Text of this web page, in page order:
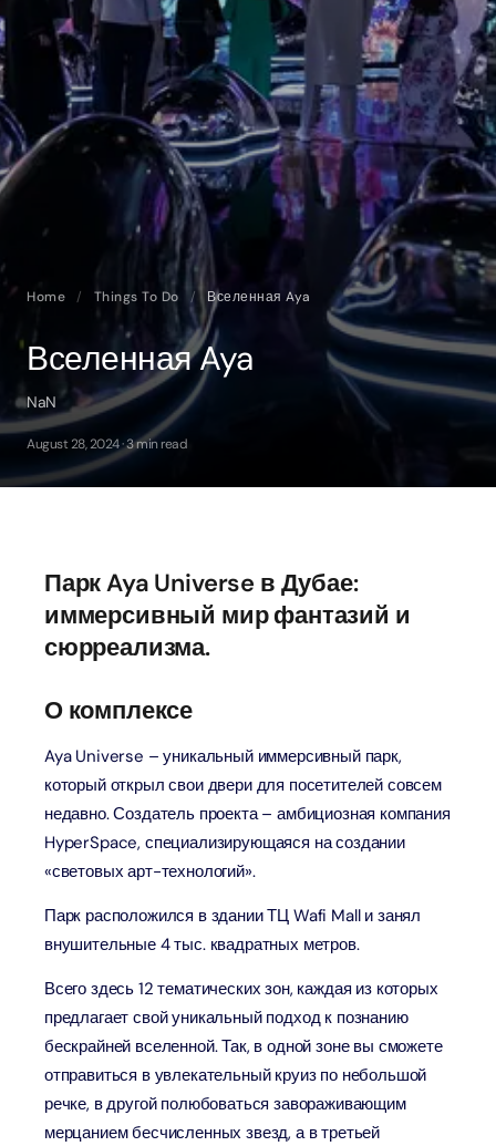
Home / Things To Do / Вселенная Aya
Вселенная Aya
NaN
August 28, 2024 · 3 min read
Парк Aya Universe в Дубае:
иммерсивный мир фантазий и
сюрреализма.
О комплексе
Aya Universe – уникальный иммерсивный парк,
который открыл свои двери для посетителей совсем
недавно. Создатель проекта – амбициозная компания
HyperSpace, специализирующаяся на создании
«световых арт-технологий».
Парк расположился в здании ТЦ Wafi Mall и занял
внушительные 4 тыс. квадратных метров.
Всего здесь 12 тематических зон, каждая из которых
предлагает свой уникальный подход к познанию
бескрайней вселенной. Так, в одной зоне вы сможете
отправиться в увлекательный круиз по небольшой
речке, в другой полюбоваться завораживающим
мерцанием бесчисленных звезд, а в третьей